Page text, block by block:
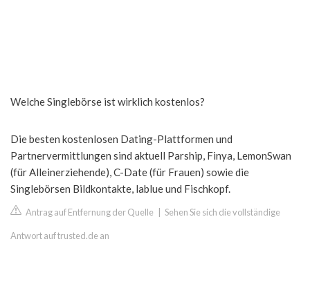
Welche Singlebörse ist wirklich kostenlos?
Die besten kostenlosen Dating-Plattformen und
Partnervermittlungen sind aktuell Parship, Finya, LemonSwan
(für Alleinerziehende), C-Date (für Frauen) sowie die
Singlebörsen Bildkontakte, lablue und Fischkopf.
Antrag auf Entfernung der Quelle Sehen Sie sich die vollständige
Antwort auf trusted.de an